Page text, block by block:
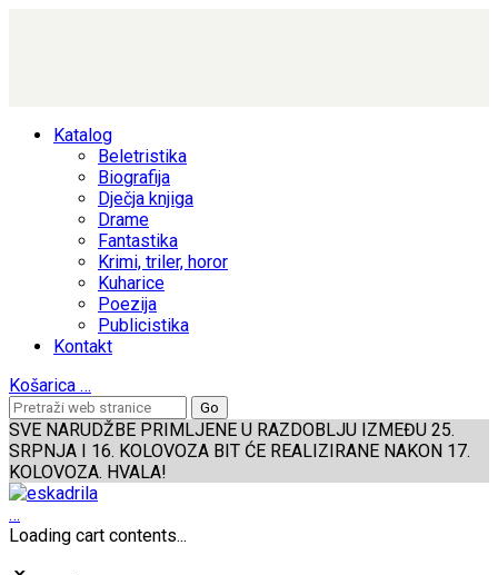
Katalog
Beletristika
Biografija
Dječja knjiga
Drame
Fantastika
Krimi, triler, horor
Kuharice
Poezija
Publicistika
Kontakt
Košarica …
SVE NARUDŽBE PRIMLJENE U RAZDOBLJU IZMEĐU 25.
SRPNJA I 16. KOLOVOZA BIT ĆE REALIZIRANE NAKON 17.
KOLOVOZA. HVALA!
…
Loading cart contents...